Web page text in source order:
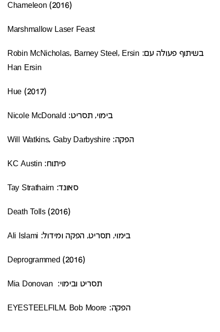
(Chameleon (2016
Marshmallow Laser Feast
בשיתוף פעולה עם: Robin McNicholas, Barney Steel, Ersin
Han Ersin
(Hue (2017
בימוי, תסריט: Nicole McDonald
הפקה: Will Watkins, Gaby Darbyshire
פיתוח: KC Austin
סאונד: Tay Strathairn
(Death Tolls (2016
בימוי, תסריט, הפקה ומידול: Ali Islami
(Deprogrammed (2016
תסריט ובימוי: Mia Donovan
הפקה: EYESTEELFILM, Bob Moore